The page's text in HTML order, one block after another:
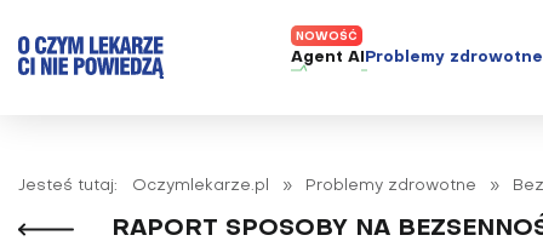
Agent AI Problemy zdrowotne
Alergie
Astma Nowe
Jesteś tutaj: Oczymlekarze.pl » Problemy zdrowotne »
RAPORT SPOSOBY NA